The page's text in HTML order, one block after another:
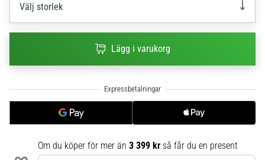
nya
Nike
fotbollsskorna
precision,
kontroll
kraft
varje
Välj storlek
Lägg i varukorg
Om du köper för mer än 3 399 kr så får du en present